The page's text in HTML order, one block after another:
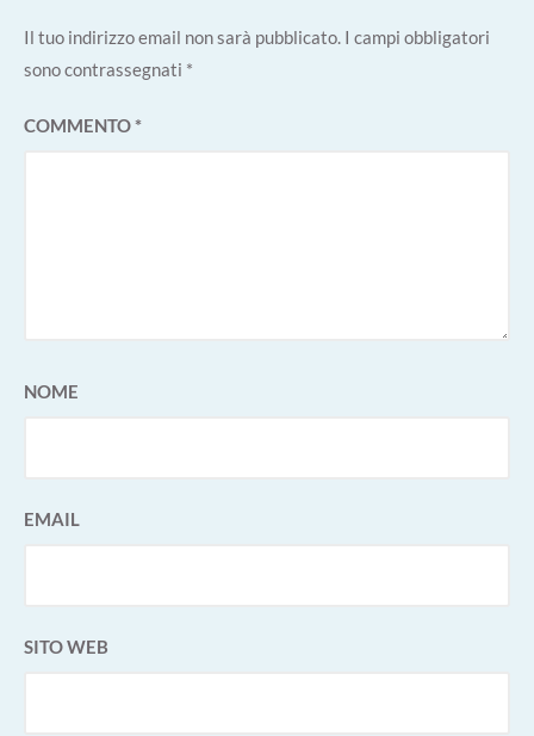
Il tuo indirizzo email non sarà pubblicato. I campi obbligatori
sono contrassegnati *
COMMENTO*
NOME
EMAIL
SITO WEB